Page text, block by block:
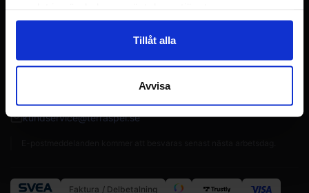
Tillåt alla
Avvisa
Min sida
kundservice@terraspel.se
Faktura / Delbetalning